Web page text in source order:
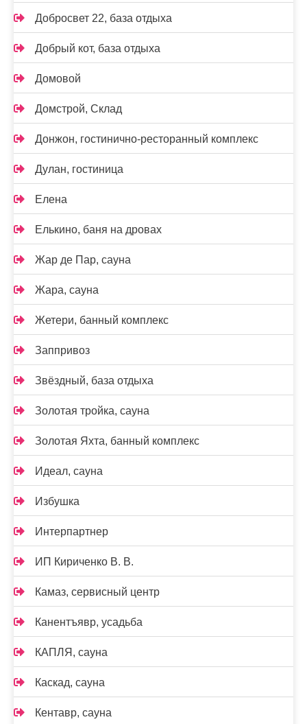
Добросвет 22, база отдыха
Добрый кот, база отдыха
Домовой
Домстрой, Склад
Донжон, гостинично-ресторанный комплекс
Дулан, гостиница
Елена
Елькино, баня на дровах
Жар де Пар, сауна
Жара, сауна
Жетери, банный комплекс
Заппривоз
Звёздный, база отдыха
Золотая тройка, сауна
Золотая Яхта, банный комплекс
Идеал, сауна
Избушка
Интерпартнер
ИП Кириченко В. В.
Камаз, сервисный центр
Канентъявр, усадьба
КАПЛЯ, сауна
Каскад, сауна
Кентавр, сауна